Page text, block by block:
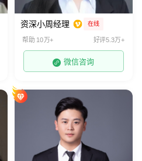
资深小周经理 在线
帮助 10万+ 好评5.3万+
微信咨询